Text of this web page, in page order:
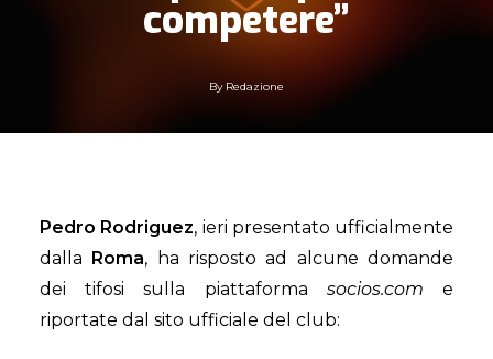
competere”
By Redazione
Pedro Rodriguez, ieri presentato ufficialmente
dalla Roma, ha risposto ad alcune domande
dei tifosi sulla piattaforma socios.come
riportate dal sito ufficiale del club: